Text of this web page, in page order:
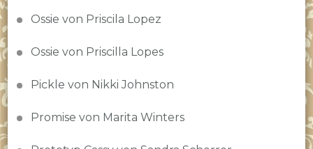
Ossie von Priscila Lopez
Ossie von Priscilla Lopes
Pickle von Nikki Johnston
Promise von Marita Winters